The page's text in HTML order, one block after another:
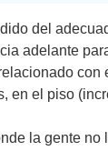
del
adelante
en el piso
la gente